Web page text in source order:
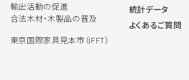
輸出活動の促進
合法木材・木製品の普及
東京国際家具見本市（IFFT）
統計データ
よくあるご質問